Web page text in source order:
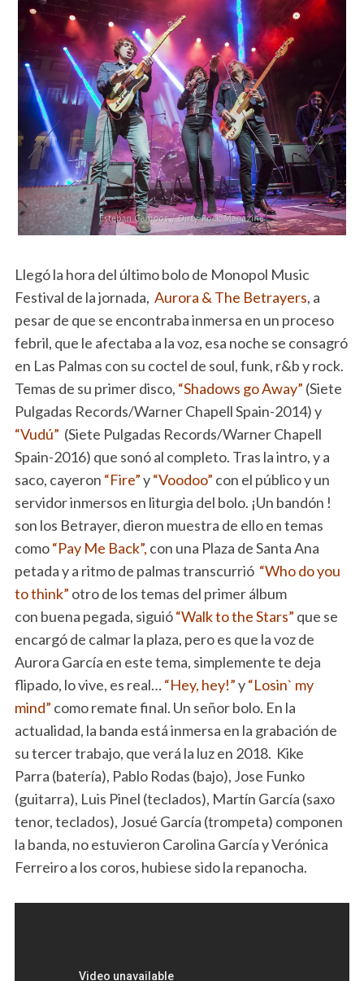
Llegó la hora del último bolo de Monopol Music
Festival de la jornada, Aurora & The Betrayers, a
pesar de que se encontraba inmersa en un proceso
febril, que le afectaba a la voz, esa noche se consagró
en Las Palmas con su coctel de soul, funk, r&b y rock.
Temas de su primer disco, “Shadows go Away” (Siete
Pulgadas Records/Warner Chapell Spain-2014) y
“Vudú” (Siete Pulgadas Records/Warner Chapell
Spain-2016) que sonó al completo. Tras la intro, y a
saco, cayeron “Fire”y“Voodoo” con el público y un
servidor inmersos en liturgia del bolo. ¡Un bandón !
son los Betrayer, dieron muestra de ello en temas
como“Pay Me Back”, con una Plaza de Santa Ana
petada y a ritmo de palmas transcurrió “Who do you
to think” otro de los temas del primer álbum
con buena pegada, siguió“Walk to the Stars” que se
encargó de calmar la plaza, pero es que la voz de
Aurora García en este tema, simplemente te deja
flipado, lo vive, es real…“Hey, hey!”y“Losin` my
mind” como remate final. Un señor bolo. En la
actualidad, la banda está inmersa en la grabación de
su tercer trabajo, que verá la luz en 2018. Kike
Parra (batería), Pablo Rodas (bajo), Jose Funko
(guitarra), Luis Pinel (teclados), Martín García (saxo
tenor, teclados), Josué García (trompeta) componen
la banda, no estuvieron Carolina García y Verónica
Ferreiro a los coros, hubiese sido la repanocha.